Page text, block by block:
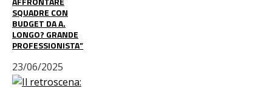
SQUADRE CON
BUDGET DA A.
LONGO? GRANDE
PROFESSIONISTA”
23/06/2025